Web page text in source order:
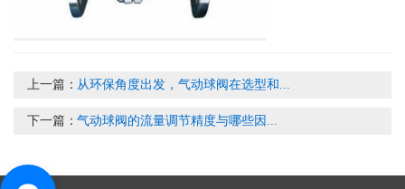
上一篇： 从环保角度出发，气动球阀在选型和...
下一篇：气动球阀的流量调节精度与哪些因...